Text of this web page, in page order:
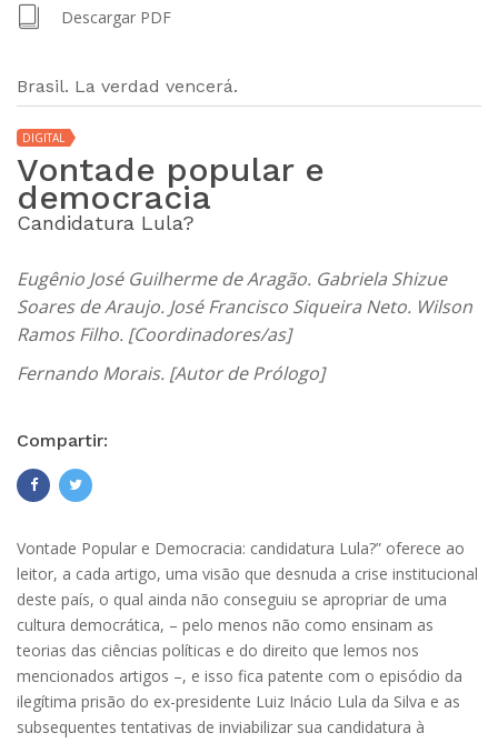
Descargar PDF
Brasil. La verdad vencerá.
DIGITAL
Vontade popular e
democracia
Candidatura Lula?
Eugênio José Guilherme de Aragão. Gabriela Shizue
Soares de Araujo. José Francisco Siqueira Neto. Wilson
Ramos Filho. [Coordinadores/as]
Fernando Morais. [Autor de Prólogo]
Compartir:
Vontade Popular e Democracia: candidatura Lula?” oferece ao
leitor, a cada artigo, uma visão que desnuda a crise institucional
deste país, o qual ainda não conseguiu se apropriar de uma
cultura democrática, – pelo menos não como ensinam as
teorias das ciências políticas e do direito que lemos nos
mencionados artigos –, e isso fica patente com o episódio da
ilegítima prisão do ex-presidente Luiz Inácio Lula da Silva e as
subsequentes tentativas de inviabilizar sua candidatura à